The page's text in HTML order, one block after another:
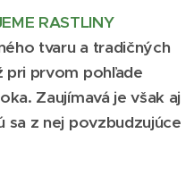
RASTLINY
tvaru a tradičných
pri prvom pohľade
Zaujímavá je však aj
sa z nej povzbudzujúce